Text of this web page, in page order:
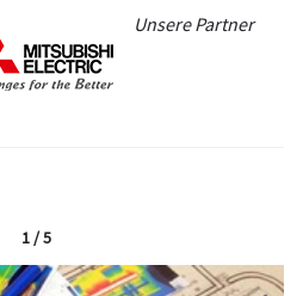
Unsere Partner
1 / 5